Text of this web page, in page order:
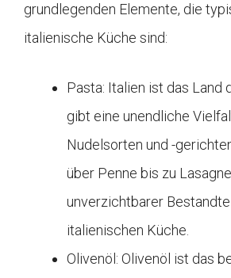
grundlegenden Elemente, die
italienische Küche sind:
Pasta: Italien ist das Land
gibt eine unendliche
Nudelsorten und -
über Penne bis zu
unverzichtbarer
italienischen Küche.
Olivenöl: Olivenöl ist das